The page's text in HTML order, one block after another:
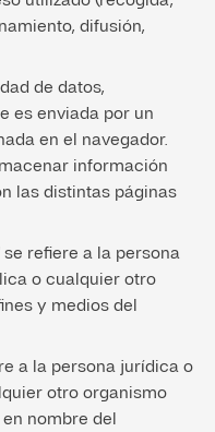
difusión,
de datos,
es enviada por un
en el navegador.
información
las distintas páginas
se refiere a la persona
o cualquier otro
y medios del
a la persona jurídica o
otro organismo
nombre del